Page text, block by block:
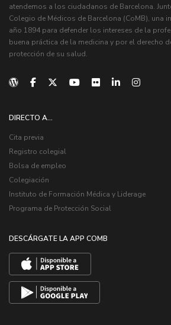
atendemos a los ciudadanos de Barcelona.
Colegio de Médicos de Barcelona (CoMB), una
año 1894 para defender los intereses de la
buena práctica de la medicina y por el derecho
protección de su salud.
DIRECTO A...
Cita previa
Registro colegial
Bolsa de empleo
Colegiación
Instituto de Formación Médica y Liderage
Programa de Protección Social
DESCÁRGATE LA APP COMB